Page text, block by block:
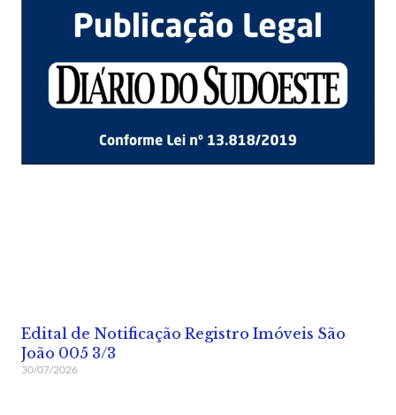
Edital de Notificação Registro Imóveis São
João 005 3/3
30/07/2026